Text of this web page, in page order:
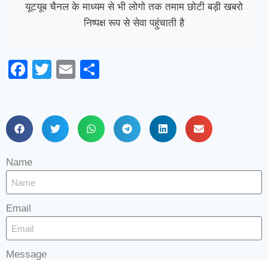
यूटयूब चैनल के माध्यम से भी लोगो तक तमाम छोटी बड़ी खबरो
निष्पक्ष रूप से सेवा पहुंचाती है
Facebook
TwitterEmail
Name
Email
Message